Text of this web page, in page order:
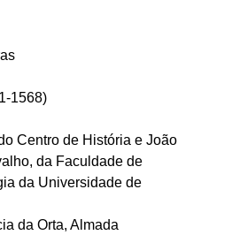
1568)
Centro de História e João
da Faculdade de
da Universidade de
da Orta, Almada